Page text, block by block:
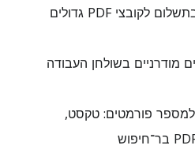
OCR לאצווה בתשלום לקובצי PDF גדולים
מודרניים בשולחן העבודה
פורמטים: טקסט,